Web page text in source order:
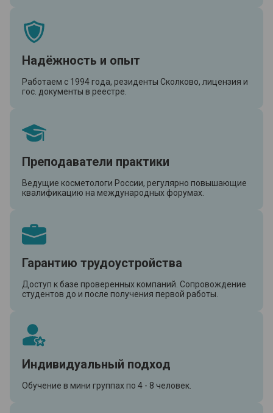
Надёжность и опыт
Работаем с 1994 года, резиденты Сколково, лицензия и
гос. документы в реестре.
Преподаватели практики
Ведущие косметологи России, регулярно повышающие
квалификацию на международных форумах.
Гарантию трудоустройства
Доступ к базе проверенных компаний. Сопровождение
студентов до и после получения первой работы.
Индивидуальный подход
Обучение в мини группах по 4 - 8 человек.